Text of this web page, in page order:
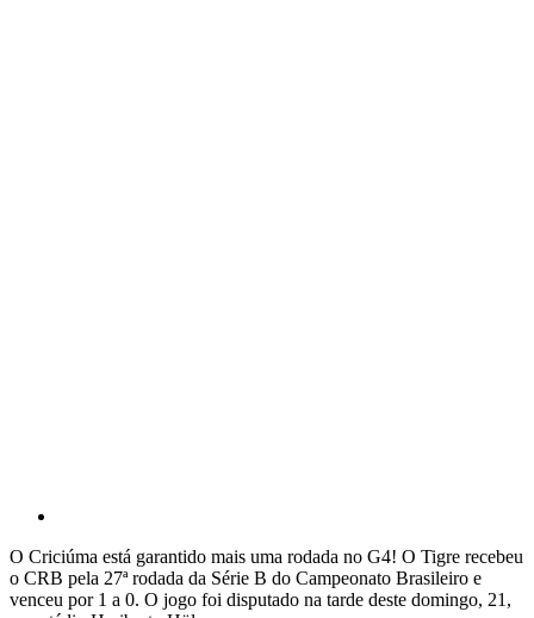
O Criciúma está garantido mais uma rodada no G4! O Tigre recebeu
o CRB pela 27ª rodada da Série B do Campeonato Brasileiro e
venceu por 1 a 0. O jogo foi disputado na tarde deste domingo, 21,